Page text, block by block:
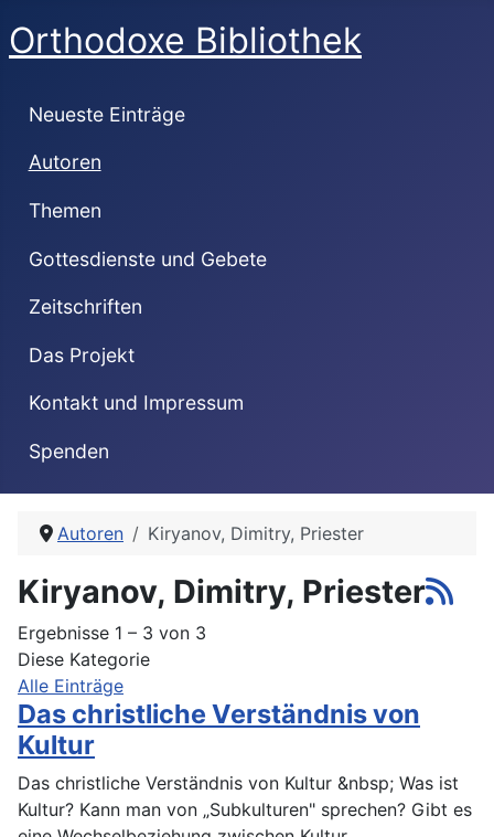
Orthodoxe Bibliothek
Neueste Einträge
Autoren
Themen
Gottesdienste und Gebete
Zeitschriften
Das Projekt
Kontakt und Impressum
Spenden
Autoren Kiryanov, Dimitry, Priester
Kiryanov, Dimitry, Priester
Ergebnisse 1 – 3 von 3
Diese Kategorie
Alle Einträge
Das christliche Verständnis von
Kultur
Das christliche Verständnis von Kultur &nbsp; Was ist
Kultur? Kann man von „Subkulturen" sprechen? Gibt es